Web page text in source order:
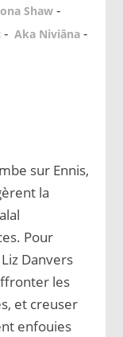
Shaw -
- Aka Niviâna -
sur Ennis,
la
Pour
Danvers
les
et creuser
enfouies